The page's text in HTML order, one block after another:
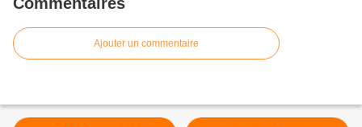
Ajouter un commentaire